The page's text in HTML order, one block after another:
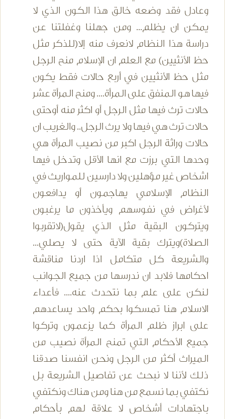
وعادل فقد وضعه خالق هذا الكون الذي لا
يمكن ان يظلم... ومن جهلنا وغفلتنا عن
دراسة هذا النظام لانعرف منه إلا(للذكر مثل
حظ الأنثيين) مع العلم ان الإسلام منح الرجل
مثل حظ الأنثيين في أربع حالات فقط يكون
فيها هو المنفق على المرأة.... ومنح المرأة عشر
حالات ترث فيها مثل الرجل أو اكثر منه أوحتى
حالات ترث هي فيها ولا يرث الرجل.. والغريب ان
حالات وراثة الرجل اكبر من نصيب المرأة هي
وحدها التي برزت مع انها الأقل وتدخل فيها
اشخاص غير مؤهلين ولا دارسين للمواريث في
النظام الإسلامي يهاجمون أو يدافعون
لأغراض في نفوسهم ويأخذون ما يرغبون
ويتركون البقية مثل الذي يقول(لاتقربوا
الصلاة)ويترك بقية الآية حتى لا يصلي...
والشريعة كل متكامل اذا اردنا مناقشة
احكامها فلابد ان ندرسها من جميع الجوانب
لنكن على علم بما نتحدث عنه.... فأعداء
الاسلام هنا تمسكوا بحكم واحد يساعدهم
على ابراز ظلم المرأة كما يزعمون وتركوا
جميع الأحكام التي تمنح المرأة نصيب من
الميراث أكثر من الرجل ونحن انفسنا صدقنا
ذلك لأننا لا نبحث عن تفاصيل الشريعة بل
نكتفي بما نسمع من هنا ومن هناك ونكتفي
باجتهادات أشخاص لا علاقة لهم بأحكام